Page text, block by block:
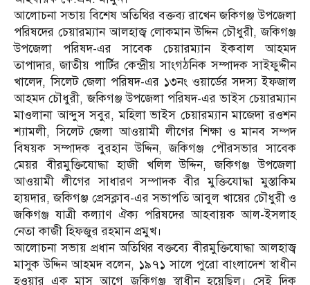
আলোচনা সভায় বিশেষ অতিথির বক্তব্য রাখেন জকিগঞ্জ উপজেলা
পরিষদের চেয়ারম্যান আলহাজ্ব লোকমান উদ্দিন চৌধুরী, জকিগঞ্জ
উপজেলা পরিষদ-এর সাবেক চেয়ারম্যান ইকবাল আহমদ
তাপাদার, জাতীয় পার্টির কেন্দ্রীয় সাংগঠনিক সম্পাদক সাইফুদ্দীন
খালেদ, সিলেট জেলা পরিষদ-এর ১৩নং ওয়ার্ডের সদস্য ইফজাল
আহমদ চৌধুরী, জকিগঞ্জ উপজেলা পরিষদ-এর ভাইস চেয়ারম্যান
মাওলানা আব্দুস সবুর, মহিলা ভাইস চেয়ারম্যান মাজেদা রওশন
শ্যামলী, সিলেট জেলা আওয়ামী লীগের শিক্ষা ও মানব সম্পদ
বিষয়ক সম্পাদক বুরহান উদ্দিন, জকিগঞ্জ পৌরসভার সাবেক
মেয়র বীরমুক্তিযোদ্ধা হাজী খলিল উদ্দিন, জকিগঞ্জ উপজেলা
আওয়ামী লীগের সাধারণ সম্পাদক বীর মুক্তিযোদ্ধা মুস্তাকিম
হায়দার, জকিগঞ্জ প্রেসক্লাব-এর সভাপতি আবুল খায়ের চৌধুরী ও
জকিগঞ্জ যাত্রী কল্যাণ ঐক্য পরিষদের আহবায়ক আল-ইসলাহ
নেতা কাজী হিফজুর রহমান প্রমুখ।
আলোচনা সভায় প্রধান অতিথির বক্তব্যে বীরমুক্তিযোদ্ধা আলহাজ্ব
মাসুক উদ্দিন আহমদ বলেন, ১৯৭১ সালে পুরো বাংলাদেশ স্বাধীন
হওয়ার এক মাস আগে জকিগঞ্জ স্বাধীন হয়েছিল। সেই দিক